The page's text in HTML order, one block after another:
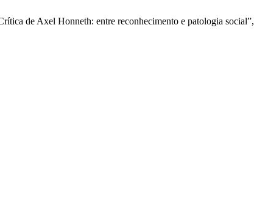
de Axel Honneth: entre reconhecimento e patologia social”,